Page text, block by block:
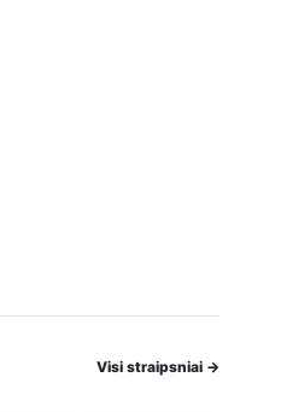
Visi straipsniai →